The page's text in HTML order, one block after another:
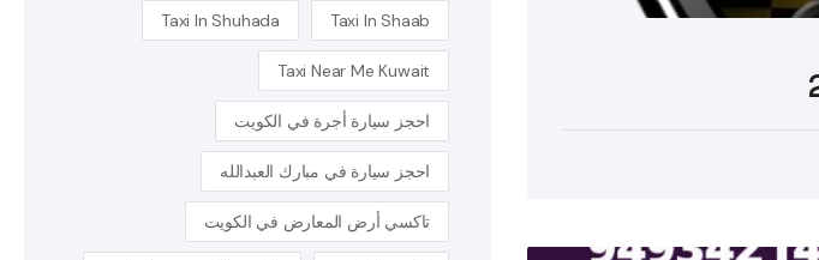
Taxi In Shaab
Taxi In Shuhada
Taxi Near Me Kuwait
احجز سيارة أجرة في الكويت
احجز سيارة في مبارك العبدالله
تاكسي أرض المعارض في الكويت